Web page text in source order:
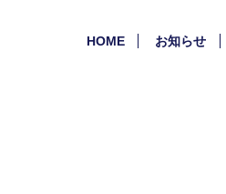
HOME お知らせ